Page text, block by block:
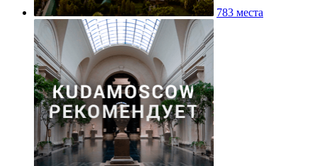
783 места